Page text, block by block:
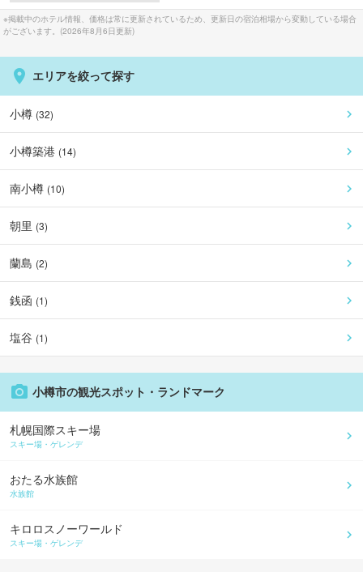
※掲載中のホテル情報、価格は常に更新されているため、更新日の宿泊相場から変動している場合
がございます。(2026年8月6日更新)
エリアを絞って探す
小樽 (32)
小樽築港 (14)
南小樽 (10)
朝里 (3)
蘭島 (2)
銭函 (1)
塩谷 (1)
小樽市の観光スポット・ランドマーク
札幌国際スキー場
スキー場・ゲレンデ
おたる水族館
水族館
キロロスノーワールド
スキー場・ゲレンデ